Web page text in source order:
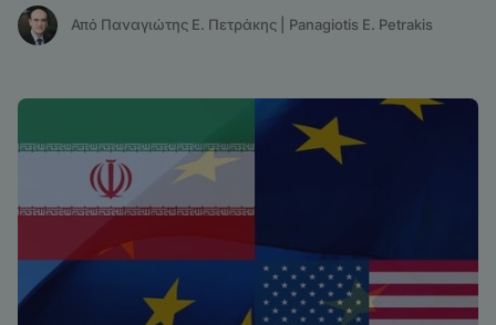
Από Παναγιώτης Ε. Πετράκης | Panagiotis E. Petrakis